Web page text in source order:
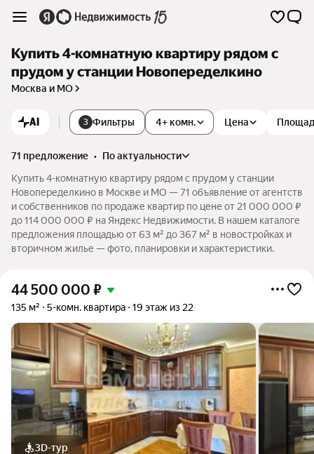
Купить 4-комнатную квартиру рядом с
прудом у станции Новопеределкино
Москва и МО
AI 3 Фильтры 4+ комн. Цена
71 предложение •
по актуальности
Купить 4-комнатную квартиру рядом с прудом у станции
Новопеределкино в Москве и МО — 71 объявление от агентств
и собственников по продаже квартир по цене от 21 000 000 ₽
до 114 000 000 ₽ на Яндекс Недвижимости. В нашем каталоге
предложения площадью от 63 м² до 367 м² в новостройках и
вторичном жилье — фото, планировки и характеристики.
44 500 000 ₽
135 м² 5-комн. квартира 19 этаж из 22
3D-тур